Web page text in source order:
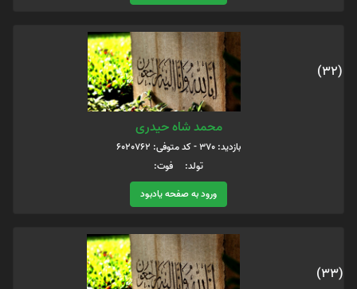
(32)
محمد شاه حیدری
بازدید: 370 - کد متوفی: 6020762
تولد: فوت:
ورود به صفحه یادبود
(33)